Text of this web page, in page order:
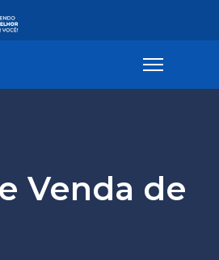
Venda de